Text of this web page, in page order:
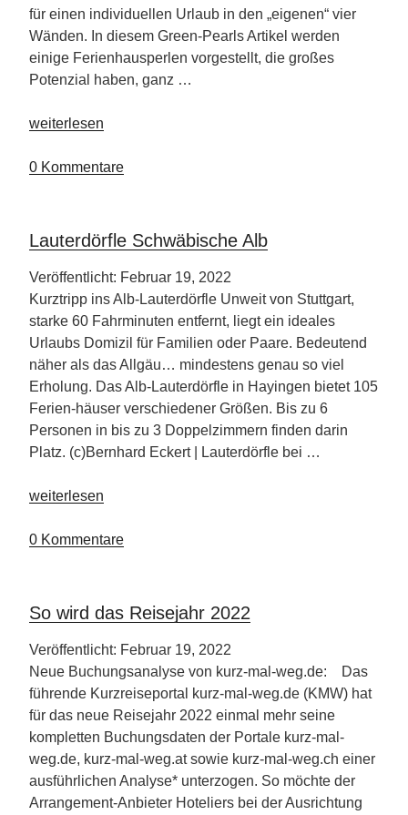
für einen individuellen Urlaub in den „eigenen“ vier
Wänden. In diesem Green-Pearls Artikel werden
einige Ferienhausperlen vorgestellt, die großes
Potenzial haben, ganz …
„Nachhaltiger
für
weiterlesen
0 Kommentare
Lauterdörfle Schwäbische Alb
Veröffentlicht: Februar 19, 2022
Kurztripp ins Alb-Lauterdörfle Unweit von Stuttgart,
starke 60 Fahrminuten entfernt, liegt ein ideales
Urlaubs Domizil für Familien oder Paare. Bedeutend
näher als das Allgäu… mindestens genau so viel
Erholung. Das Alb-Lauterdörfle in Hayingen bietet 105
Ferien-häuser verschiedener Größen. Bis zu 6
Personen in bis zu 3 Doppelzimmern finden darin
Platz. (c)Bernhard Eckert | Lauterdörfle bei …
„Lauterdörfle
Alb“
weiterlesen
0 Kommentare
So wird das Reisejahr 2022
Veröffentlicht: Februar 19, 2022
Neue Buchungsanalyse von kurz-mal-weg.de: Das
führende Kurzreiseportal kurz-mal-weg.de (KMW) hat
für das neue Reisejahr 2022 einmal mehr seine
kompletten Buchungsdaten der Portale kurz-mal-
weg.de, kurz-mal-weg.at sowie kurz-mal-weg.ch einer
ausführlichen Analyse* unterzogen. So möchte der
Arrangement-Anbieter Hoteliers bei der Ausrichtung